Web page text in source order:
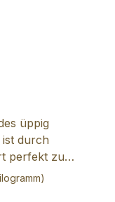
5 von 5 Sternen
üppig
ist durch
perfekt zu
zu